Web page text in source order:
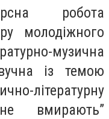
робота
молодіжного
музична
із темою
вмирають”